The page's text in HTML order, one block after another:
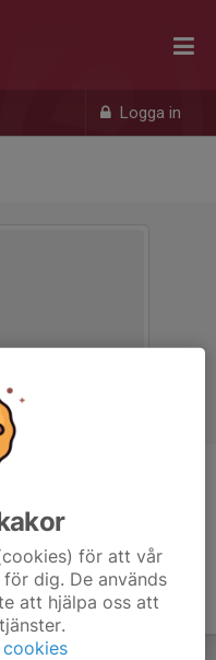
Logga in
för att vår
dig. De används
att hjälpa oss att
cookies